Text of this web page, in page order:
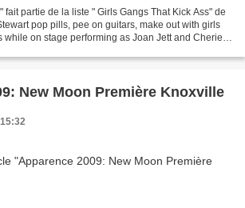
fait partie de la liste " Girls Gangs That Kick Ass" de
pop pills, pee on guitars, make out with girls
while on stage performing as Joan Jett and Cherie
New Moon Première Knoxville